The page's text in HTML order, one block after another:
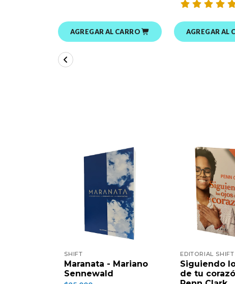
AGREGAR AL CARRO AGREGAR AL
SHIFT
Maranata - Mariano
Sennewald
EDITORIAL SHIFT
Siguiendo
de tu